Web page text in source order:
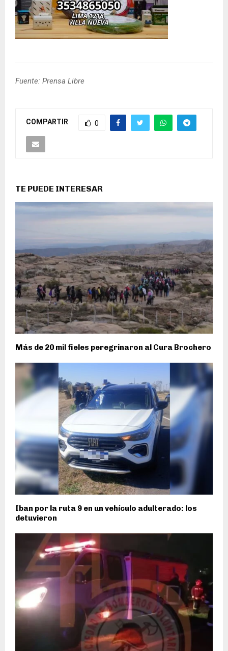
Fuente: Prensa Libre
COMPARTIR 0
TE PUEDE INTERESAR
Más de 20 mil fieles peregrinaron al Cura Brochero
Iban por la ruta 9 en un vehículo adulterado: los
detuvieron